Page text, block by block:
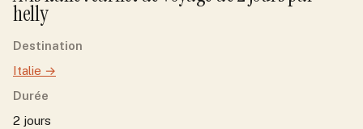
helly
Destination
Italie →
Durée
2 jours